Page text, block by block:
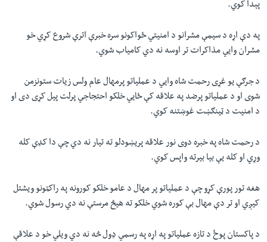
پېدا کوي.
په دې اړه د سیمې مشرانو د امنیتي ځواکونو سره خبرې اترې شروع کړي خو
مشران وايي مذاکرات تر اوسه نه دي کامیاب شوي.
د جرګې یو غړی رحمت شاه وايي د عملیاتو پرمهال عام ولس زیات ستونزمن
شوی او د عملیاتو پرضد په علاقه کې ځايي خلکو احتجاجي پرلت پیل کړی دی او
د امنیت د ټینګښت غوښتنه کوي.
د رحمت شاه په خبره دوی نور علاقه پریښودلو ته تیار نه دي چې دا کډې کله
وړي او کله یې بیا بیرته واپس کوي.
هغه تور پورې کړو چې د عملیاتو پر مهال د عامو خلکو کورونه په راکټونو ویشتل
کیږي او تر دې مهال بې کوره شوي خلکو ته هیڅ مرستې نه دي رسول شوي.
د پاکستان پوځ د تازه عملیاتو په اړه په رسمي ډول څه نه دي ویلي خو د علاقې